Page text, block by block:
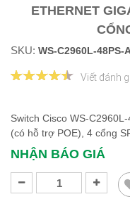
ETHERNET
SKU: WS-C2960L-48PS-
Viết đánh
Switch Cisco WS-
(có hỗ trợ POE), 4 cổng
NHẬN BÁO GIÁ